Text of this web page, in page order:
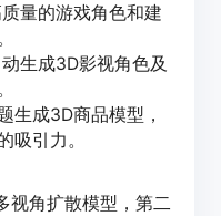
量的游戏角色和建
生成3D影视角色及
生成3D商品模型，
吸引力。
视角扩散模型，第二